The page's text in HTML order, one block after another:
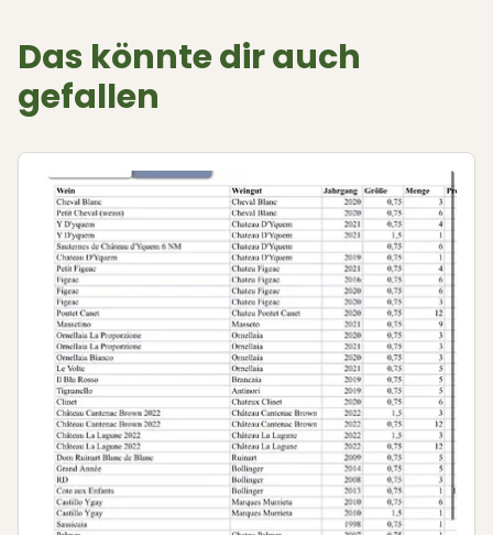
Das könnte dir auch
gefallen